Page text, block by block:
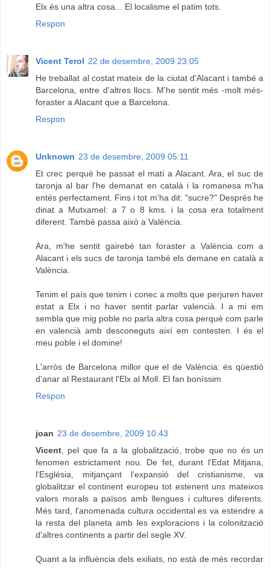
Elx és una altra cosa... El localisme el patim tots.
Respon
Vicent Terol 22 de desembre, 2009 23:05
He treballat al costat mateix de la ciutat d'Alacant i també a
Barcelona, entre d'altres llocs. M'he sentit més -molt més-
foraster a Alacant que a Barcelona.
Respon
Unknown 23 de desembre, 2009 05:11
Et crec perquè he passat el matí a Alacant. Ara, el suc de
taronja al bar l'he demanat en català i la romanesa m'ha
entés perfectament. Fins i tot m'ha dit: "sucre?" Després he
dinat a Mutxamel: a 7 o 8 kms. i la cosa era totalment
diferent. També passa això a València.
Ara, m'he sentit gairebé tan foraster a València com a
Alacant i els sucs de taronja també els demane en català a
València.
Tenim el país que tenim i conec a molts que perjuren haver
estat a Elx i no haver sentit parlar valencià. I a mi em
sembla que mig poble no parla altra cosa perquè com parle
en valencià amb desconeguts així em contesten. I és el
meu poble i el domine!
L'arròs de Barcelona millor que el de València: és qüestió
d'anar al Restaurant l'Elx al Moll. El fan boníssim
Respon
joan 23 de desembre, 2009 10:43
Vicent , pel que fa a la globalització, trobe que no és un
fenomen estrictament nou. De fet, durant l'Edat Mitjana,
l'Església, mitjançant l'expansió del cristianisme, va
globalitzar el continent europeu tot estenent uns mateixos
valors morals a països amb llengues i cultures diferents.
Més tard, l'anomenada cultura occidental es va estendre a
la resta del planeta amb les exploracions i la colonització
d'altres continents a partir del segle XV.
Quant a la influència dels exiliats, no està de més recordar